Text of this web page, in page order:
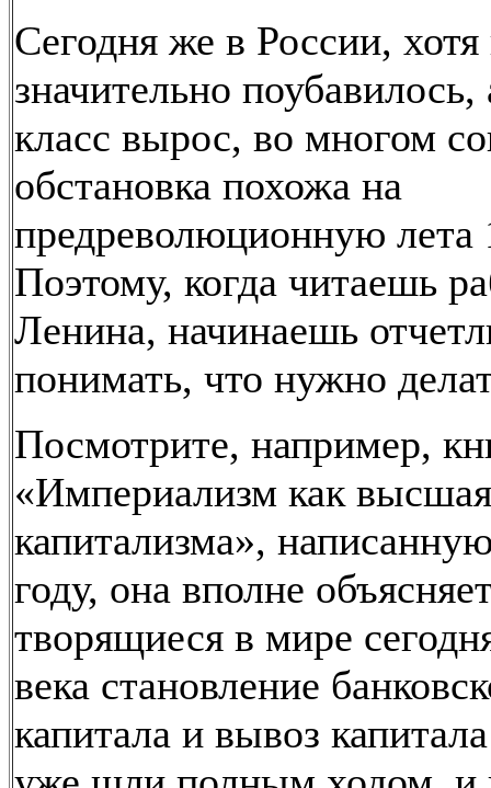
Сегодня же в России, хотя
значительно
класс вырос, во многом
обстановка похожа на
предреволюционную лета
Поэтому, когда читаешь
Ленина, начинаешь
понимать, что нужно
Посмотрите, например,
«Империализм как
капитализма»,
году, она вполне
творящиеся в мире
века становление
капитала и вывоз